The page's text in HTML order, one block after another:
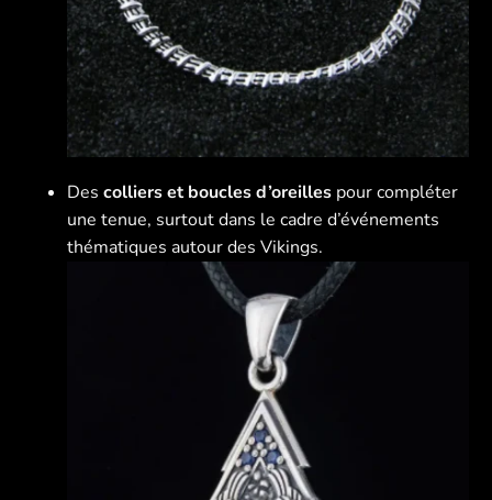
Descolliers et boucles d’oreilles pour compléter
une tenue, surtout dans le cadre d’événements
thématiques autour des Vikings.